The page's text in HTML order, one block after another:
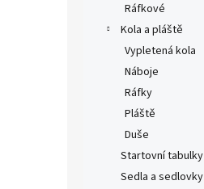
Ráfkové
Kola a pláště
Vypletená kola
Náboje
Ráfky
Pláště
Duše
Startovní tabulky
Sedla a sedlovky